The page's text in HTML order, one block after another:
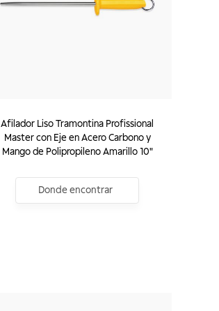
Afilador Liso Tramontina Profissional
Master con Eje en Acero Carbono y
Mango de Polipropileno Amarillo 10"
Donde encontrar